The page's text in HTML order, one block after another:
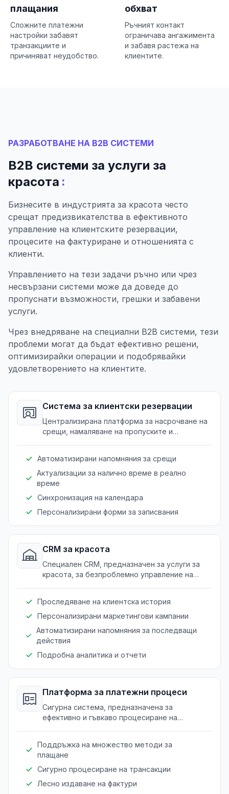
плащания
Сложните платежни
настройки забавят
транзакциите и
причиняват неудобство.
обхват
Ръчният контакт
ограничава ангажимента
и забавя растежа на
клиентите.
РАЗРАБОТВАНЕ НА B2B СИСТЕМИ
B2B системи за услуги за
красота :
Бизнесите в индустрията за красота често
срещат предизвикателства в ефективното
управление на клиентските резервации,
процесите на фактуриране и отношенията с
клиенти.
Управлението на тези задачи ръчно или чрез
несвързани системи може да доведе до
пропуснати възможности, грешки и забавени
услуги.
Чрез внедряване на специални B2B системи, тези
проблеми могат да бъдат ефективно решени,
оптимизирайки операции и подобрявайки
удовлетворението на клиентите.
Система за клиентски резервации
Централизирана платформа за насрочване на
срещи, намаляване на пропуските и
Автоматизирани напомняния за срещи
Актуализации за налично време в реално
време
Синхронизация на календара
Персонализирани форми за записвания
CRM за красота
Специален CRM, предназначен за услуги за
красота, за безпроблемно управление на
Проследяване на клиентска история
Персонализирани маркетингови кампании
Автоматизирани напомняния за последващи
действия
Подробна аналитика и отчети
Платформа за платежни процеси
Сигурна система, предназначена за
ефективно и гъвкаво процесиране на
Поддръжка на множество методи за
плащане
Сигурно процесиране на трансакции
Лесно издаване на фактури